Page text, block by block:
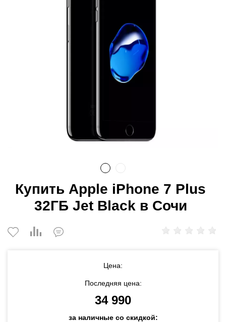
Купить Apple iPhone 7 Plus
32ГБ Jet Black в Сочи
Цена:
Последняя цена:
34 990
за наличные со скидкой: